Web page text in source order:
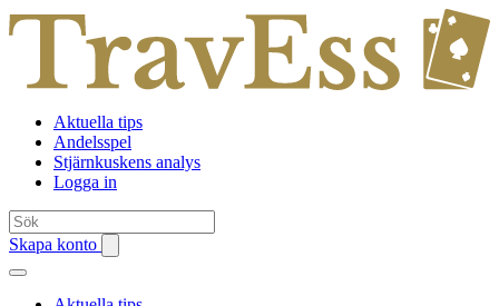
Aktuella tips
Andelsspel
Stjärnkuskens analys
Logga in
Skapa konto